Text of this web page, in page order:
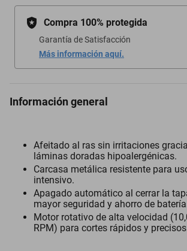
Compra 100% protegida
Garantía de Satisfacción
Más información aquí.
Información general
Afeitado al ras sin irritaciones
láminas doradas hipoalergénicas.
Carcasa metálica resistente para
intensivo.
Apagado automático al cerrar la
mayor seguridad y ahorro de
Motor rotativo de alta velocidad
RPM) para cortes rápidos y